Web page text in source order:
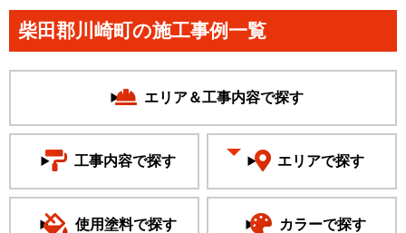
柴田郡川崎町の施工事例一覧
エリア＆工事内容で探す
工事内容で探す エリアで探す
使用塗料で探す カラーで探す